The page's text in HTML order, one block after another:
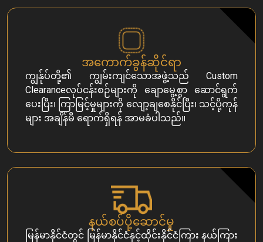
အကောက်ခွန်ဆိုင်ရာ
ကျွန်ုပ်တို့၏ ကျွမ်းကျင်သောအဖွဲ့သည် Custom
Clearanceလုပ်ငန်းစဉ်များကို ချောမွေ့စွာ ဆောင်ရွက်
ပေးပြီး၊ ကြာမြင့်မှုများကို လျော့ချစေနိုင်ပြီး၊ သင့်ပို့ကုန်
များ အချိန်မီ ရောက်ရှိရန် အာမခံပါသည်။
နယ်စပ်ပို့ဆောင်မှု
မြန်မာနိုင်ငံတွင် မြန်မာနိုင်ငံနှင့်ထိုင်းနိုင်ငံကြား နယ်ကြား